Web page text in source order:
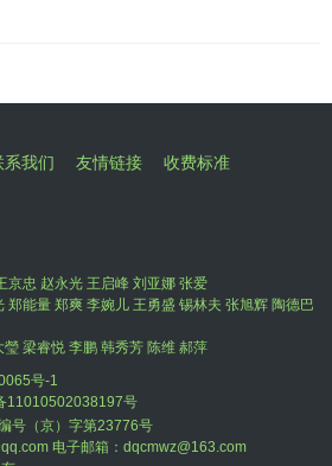
系我们 友情链接 收费标准
京忠 赵永光 王启峰 刘亚娜 张爱
郑能量 郑爽 李婉儿 王勇盛 锡林夫 张旭辉 陶德巴
梁睿悦 李鹏 韩秀芳 陈维 郝萍
号-1
11010502038197号
号（京）字第23776号
电子邮箱：dqcmwz@163.com